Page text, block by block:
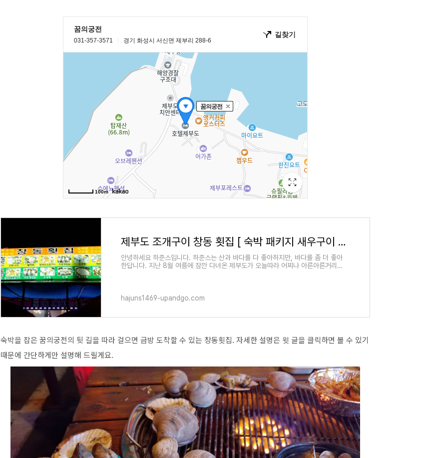
제부도 조개구이 창동 횟집 [ 숙박 패키지 새우구이 맛집 ]
안녕하세요 하준스입니다. 하준스는 산과 바다를 다 좋아하지만, 바다를 좀 더 좋아
한답니다. 지난 8월 여름에 잠깐 다녀온 제부도가 오늘따라 어찌나 아른아른거리는
hajuns1469-upandgo.com
숙박을 잡은 꿈의궁전의 뒷 길을 따라 걸으면 금방 도착할 수 있는 창동횟집. 자세한 설명은 윗 글을 클릭하면 볼 수 있기
때문에 간단하게만 설명해 드릴게요.